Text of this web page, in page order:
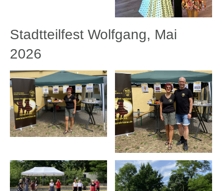
Stadtteilfest Wolfgang, Mai
2026